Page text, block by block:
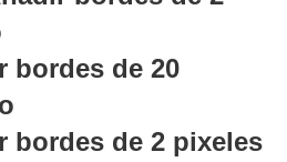
bordes de 20
bordes de 2 pixeles